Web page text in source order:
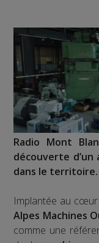
Radio Mont
découverte
dans le territoire.
Implantée au cœur
Alpes Machines
comme une